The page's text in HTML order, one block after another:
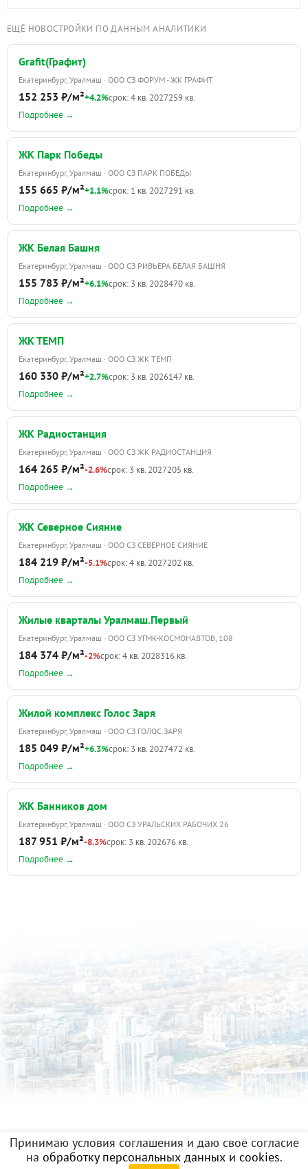
ЕЩЁ НОВОСТРОЙКИ ПО ДАННЫМ АНАЛИТИКИ
Grafit(Графит)
Екатеринбург, Уралмаш · ООО СЗ ФОРУМ - ЖК ГРАФИТ
152 253 ₽/м²+4.2%срок: 4 кв. 2027259 кв.
Подробнее →
ЖК Парк Победы
Екатеринбург, Уралмаш · ООО СЗ ПАРК ПОБЕДЫ
155 665 ₽/м²+1.1%срок: 1 кв. 2027291 кв.
Подробнее →
ЖК Белая Башня
Екатеринбург, Уралмаш · ООО СЗ РИВЬЕРА БЕЛАЯ БАШНЯ
155 783 ₽/м²+6.1%срок: 3 кв. 2028470 кв.
Подробнее →
ЖК ТЕМП
Екатеринбург, Уралмаш · ООО СЗ ЖК ТЕМП
160 330 ₽/м²+2.7%срок: 3 кв. 2026147 кв.
Подробнее →
ЖК Радиостанция
Екатеринбург, Уралмаш · ООО СЗ ЖК РАДИОСТАНЦИЯ
164 265 ₽/м²-2.6%срок: 3 кв. 2027205 кв.
Подробнее →
ЖК Северное Сияние
Екатеринбург, Уралмаш · ООО СЗ СЕВЕРНОЕ СИЯНИЕ
184 219 ₽/м²-5.1%срок: 4 кв. 2027202 кв.
Подробнее →
Жилые кварталы Уралмаш.Первый
Екатеринбург, Уралмаш · ООО СЗ УГМК-КОСМОНАВТОВ, 108
184 374 ₽/м²-2%срок: 4 кв. 2028316 кв.
Подробнее →
Жилой комплекс Голос Заря
Екатеринбург, Уралмаш · ООО СЗ ГОЛОС.ЗАРЯ
185 049 ₽/м²+6.3%срок: 3 кв. 2027472 кв.
Подробнее →
ЖК Банников дом
Екатеринбург, Уралмаш · ООО СЗ УРАЛЬСКИХ РАБОЧИХ 26
187 951 ₽/м²-8.3%срок: 3 кв. 202676 кв.
Подробнее →
Принимаю условия соглашения и даю своё согласие
на обработку персональных данных и cookies.